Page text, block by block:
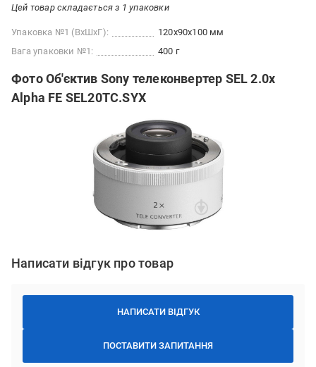
Цей товар складається з 1 упаковки
Упаковка №1 (ВхШхГ):
120x90x100 мм
Вага упаковки №1:
400 г
Фото Об'єктив Sony телеконвертер SEL 2.0x
Alpha FE SEL20TC.SYX
Написати відгук про товар
НАПИСАТИ ВІДГУК
ПОСТАВИТИ ЗАПИТАННЯ